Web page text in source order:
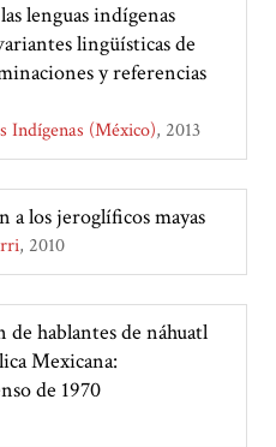
lenguas indígenas
lingüísticas de
y referencias
Indígenas (México) 2013
a los jeroglíficos mayas
2010
hablantes de náhuatl
Mexicana:
de 1970